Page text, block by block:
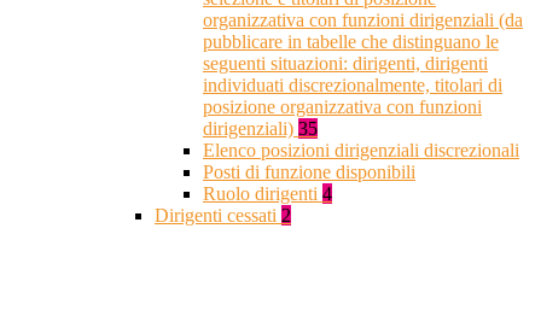
organizzativa con funzioni dirigenziali (da
pubblicare in tabelle che distinguano le
seguenti situazioni: dirigenti, dirigenti
individuati discrezionalmente, titolari di
posizione organizzativa con funzioni
dirigenziali) 35
Elenco posizioni dirigenziali discrezionali
Posti di funzione disponibili
Ruolo dirigenti 4
Dirigenti cessati 2